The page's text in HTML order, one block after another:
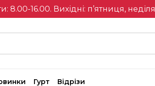
8.00-16.00. Вихідні: п’ятниця, неділя
Гурт Відрізи